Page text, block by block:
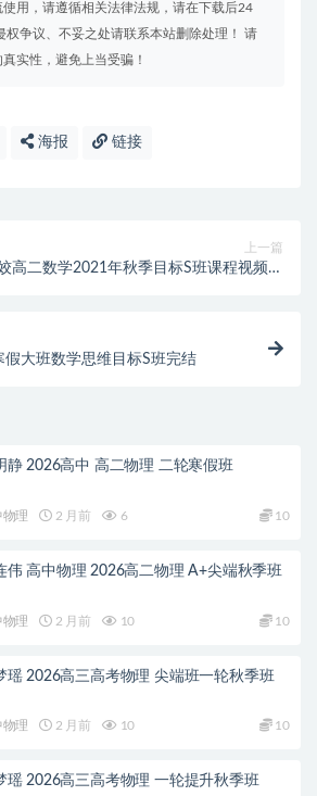
用，请遵循相关法律法规，请在下载后24
权争议、不妥之处请联系本站删除处理！ 请
实性，避免上当受骗！
海报 链接
上一篇
高二数学2021年秋季目标S班课程视频课
大班数学思维目标S班完结
静 2026高中 高二物理 二轮寒假班
物理 2 月前 6 10
伟 高中物理 2026高二物理 A+尖端秋季班
物理 2 月前 10 10
瑶 2026高三高考物理 尖端班一轮秋季班
物理 2 月前 10 10
瑶 2026高三高考物理 一轮提升秋季班